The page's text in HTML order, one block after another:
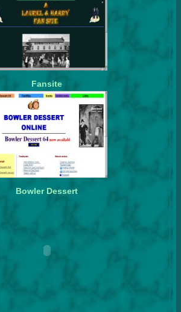
Fansite
Bowler Dessert